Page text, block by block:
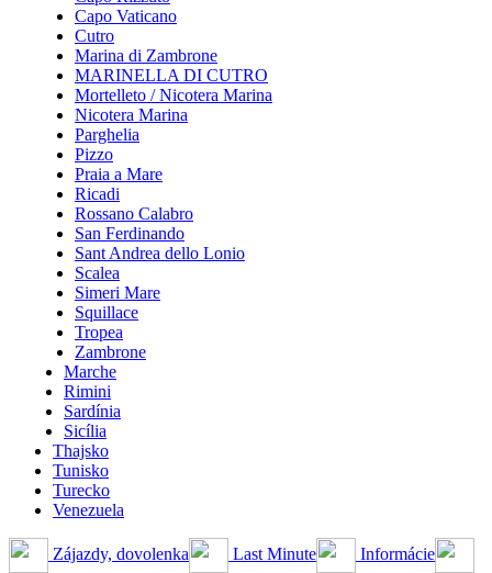
Capo Vaticano
Cutro
Marina di Zambrone
MARINELLA DI CUTRO
Mortelleto / Nicotera Marina
Nicotera Marina
Parghelia
Pizzo
Praia a Mare
Ricadi
Rossano Calabro
San Ferdinando
Sant Andrea dello Lonio
Scalea
Simeri Mare
Squillace
Tropea
Zambrone
Marche
Rimini
Sardínia
Sicília
Thajsko
Tunisko
Turecko
Venezuela
Zájazdy, dovolenka Last Minute
Informácie